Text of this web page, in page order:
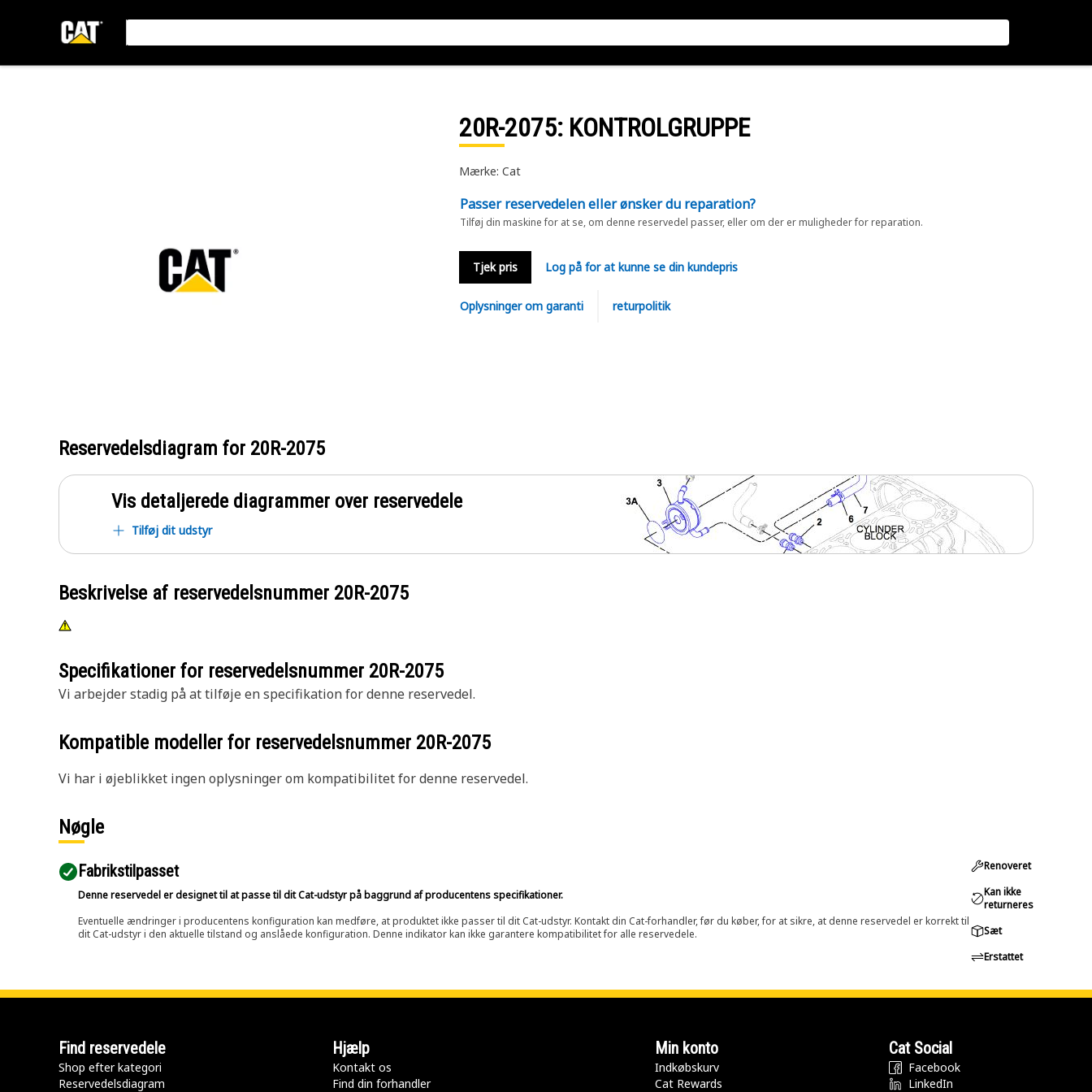
20R-2075: KONTROLGRUPPE
Mærke: Cat
Passer reservedelen eller ønsker du reparation?
Tilføj din maskine for at se, om denne reservedel passer, eller om der er muligheder for reparation.
Tjek pris Log på for at kunne se din kundepris
Oplysninger om garanti returpolitik
Reservedelsdiagram for 20R-2075
Vis detaljerede diagrammer over reservedele
Tilføj dit udstyr
Beskrivelse af reservedelsnummer 20R-2075
Specifikationer for reservedelsnummer 20R-2075
Vi arbejder stadig på at tilføje en specifikation for denne reservedel.
Kompatible modeller for reservedelsnummer 20R-2075
Vi har i øjeblikket ingen oplysninger om kompatibilitet for denne reservedel.
Nøgle
Fabrikstilpasset
Denne reservedel er designet til at passe til dit Cat-udstyr på baggrund af producentens specifikationer.
Eventuelle ændringer i producentens konfiguration kan medføre, at produktet ikke passer til dit Cat-udstyr. Kontakt din Cat-forhandler, før du køber, for at sikre, at denne reservedel er korrekt til
dit Cat-udstyr i den aktuelle tilstand og anslåede konfiguration. Denne indikator kan ikke garantere kompatibilitet for alle reservedele.
Renoveret
Kan ikke
returneres
Sæt
Erstattet
Find reservedele
Shop efter kategori
Reservedelsdiagram
Hjælp
Kontakt os
Find din forhandler
Min konto
Indkøbskurv
Cat Rewards
Cat Social
Facebook
LinkedIn